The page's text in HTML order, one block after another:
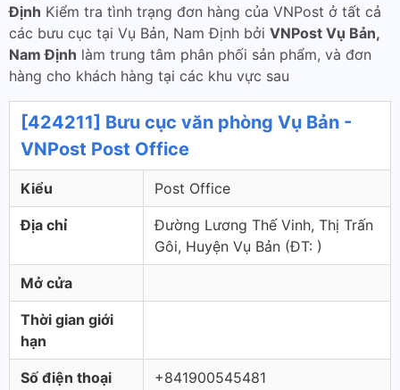
Định Kiểm tra tình trạng đơn hàng của VNPost ở tất cả
các bưu cục tại Vụ Bản, Nam Định bởi VNPost Vụ Bản,
Nam Định làm trung tâm phân phối sản phẩm, và đơn
hàng cho khách hàng tại các khu vực sau
[424211] Bưu cục văn phòng Vụ Bản -
VNPost Post Office
Kiểu Post Office
Địa chỉ
Đường Lương Thế Vinh, Thị Trấn
Gôi, Huyện Vụ Bản (ÐT: )
Mở cửa
Thời gian giới
hạn
Số điện thoại +841900545481